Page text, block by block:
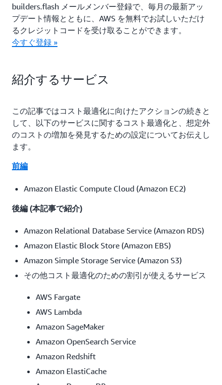
builders.flash メールメンバー登録で、毎月の最新アッ
プデート情報とともに、AWS を無料でお試しいただけ
るクレジットコードを受け取ることができます。
今すぐ登録 »
紹介するサービス
この記事ではコスト最適化に向けたアクションの続きと
して、以下のサービスに関するコスト最適化と、想定外
のコストの増加を発見するための設定についてお伝えし
ます。
前編
Amazon Elastic Compute Cloud (Amazon EC2)
後編 (本記事で紹介)
Amazon Relational Database Service (Amazon RDS)
Amazon Elastic Block Store (Amazon EBS)
Amazon Simple Storage Service (Amazon S3)
その他コスト最適化のための割引が使えるサービス
AWS Fargate
AWS Lambda
Amazon SageMaker
Amazon OpenSearch Service
Amazon Redshift
Amazon ElastiCache